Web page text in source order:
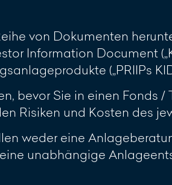
von Dokumenten
Information Document
(„PRIIPs
bevor Sie in einen Fonds /
Risiken und Kosten des
weder eine
unabhängige